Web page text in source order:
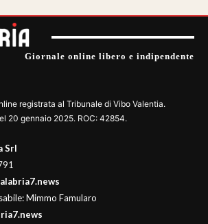
Giornale online libero e indipendente
registrata al Tribunale di Vibo Valentia.
20 gennaio 2025. ROC: 42854.
Srl
Mimmo Famularo